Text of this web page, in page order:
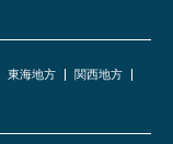
東海地方
関西地方